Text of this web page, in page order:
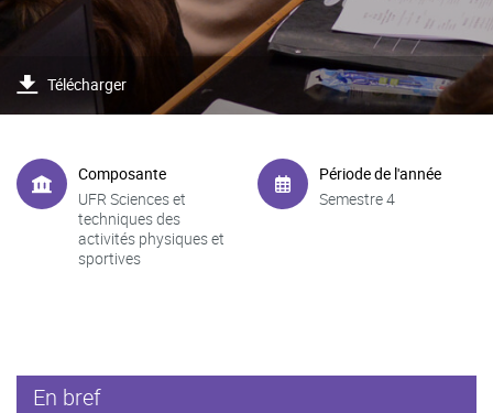
Télécharger
Composante
UFR Sciences et
techniques des
activités physiques et
sportives
Période de l'année
Semestre 4
En bref